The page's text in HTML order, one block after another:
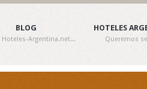
BLOG
Hoteles-Argentina.net...
HOTELES
Queremos